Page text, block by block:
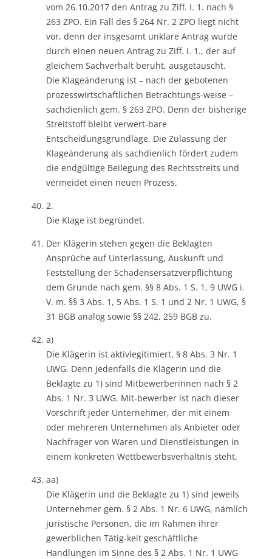
vom 26.10.2017 den Antrag zu Ziff. I. 1. nach §
263 ZPO. Ein Fall des § 264 Nr. 2 ZPO liegt nicht
vor, denn der insgesamt unklare Antrag wurde
durch einen neuen Antrag zu Ziff. I. 1., der auf
gleichem Sachverhalt beruht, ausgetauscht.
Die Klageänderung ist – nach der gebotenen
prozesswirtschaftlichen Betrachtungs-weise –
sachdienlich gem. § 263 ZPO. Denn der bisherige
Streitstoff bleibt verwert-bare
Entscheidungsgrundlage. Die Zulassung der
Klageänderung als sachdienlich fördert zudem
die endgültige Beilegung des Rechtsstreits und
vermeidet einen neuen Prozess.
2.
Die Klage ist begründet.
Der Klägerin stehen gegen die Beklagten
Ansprüche auf Unterlassung, Auskunft und
Feststellung der Schadensersatzverpflichtung
dem Grunde nach gem. §§ 8 Abs. 1 S. 1, 9 UWG i.
V. m. §§ 3 Abs. 1, 5 Abs. 1 S. 1 und 2 Nr. 1 UWG, §
31 BGB analog sowie §§ 242, 259 BGB zu.
a)
Die Klägerin ist aktivlegitimiert, § 8 Abs. 3 Nr. 1
UWG. Denn jedenfalls die Klägerin und die
Beklagte zu 1) sind Mitbewerberinnen nach § 2
Abs. 1 Nr. 3 UWG. Mit-bewerber ist nach dieser
Vorschrift jeder Unternehmer, der mit einem
oder mehreren Unternehmen als Anbieter oder
Nachfrager von Waren und Dienstleistungen in
einem konkreten Wettbewerbsverhältnis steht.
aa)
Die Klägerin und die Beklagte zu 1) sind jeweils
Unternehmer gem. § 2 Abs. 1 Nr. 6 UWG, nämlich
juristische Personen, die im Rahmen ihrer
gewerblichen Tätig-keit geschäftliche
Handlungen im Sinne des § 2 Abs. 1 Nr. 1 UWG